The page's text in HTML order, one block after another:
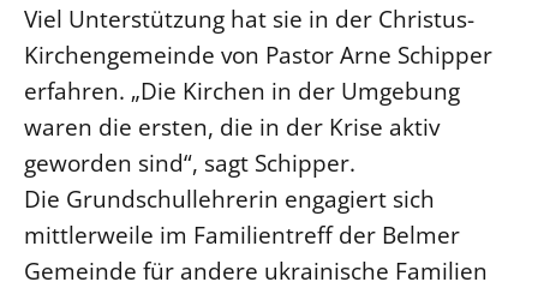
Viel Unterstützung hat sie in der Christus-
Kirchengemeinde von Pastor Arne Schipper
erfahren. „Die Kirchen in der Umgebung
waren die ersten, die in der Krise aktiv
geworden sind“, sagt Schipper.
Die Grundschullehrerin engagiert sich
mittlerweile im Familientreff der Belmer
Gemeinde für andere ukrainische Familien